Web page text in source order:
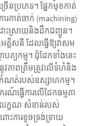
នប្រភេទ។ ផ្នែកមុខកាត់
រកាត់ចាក់ (machining)
ោះស្រាយនិងដឹកជញ្ជូន។
អគ្គិសនី ដែលធ្វើឱ្យវាសម
ត្យកម្ម។ ដុំដែកទាំងនេះ
វភាពត្រឹមត្រូវលើទំហំនិង
កំណត់របស់ឧស្សាហកម្ម។
ណ៍ធ្វើការលើដែកធម្មតា
លក្ខណៈសំខាន់របស់
ះការខូចទ្រង់ទ្រាយ